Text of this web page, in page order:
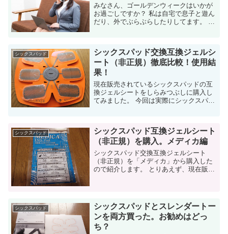
みなさん、ゴールデンウィークはいかが
お過ごしですか？ 私は自宅で息子と遊ん
だり、外でぶらぶらしたりしてます。 さ
も色々出たみたいですが、やはりEM...
シックスパッド
シックスパッド交換互換ジェルシ
ート（非正規）徹底比較！使用結
果！
現在販売されているシックスパッドの互
換ジェルシートをしらみつぶしに購入し
てみました。 今回は実際にシックスパッ
利用にお...
シックスパッド
シックスパッド互換ジェルシート
（非正規）を購入。メディカ編
シックスパッド交換互換ジェルシート
（非正規）を「メディカ」から購入した
ので紹介します。 とりあえず、現在販売
る...
シックスパッド
シックスパッドとスレンダートー
ンを両方買った。お勧めはどっ
ち？